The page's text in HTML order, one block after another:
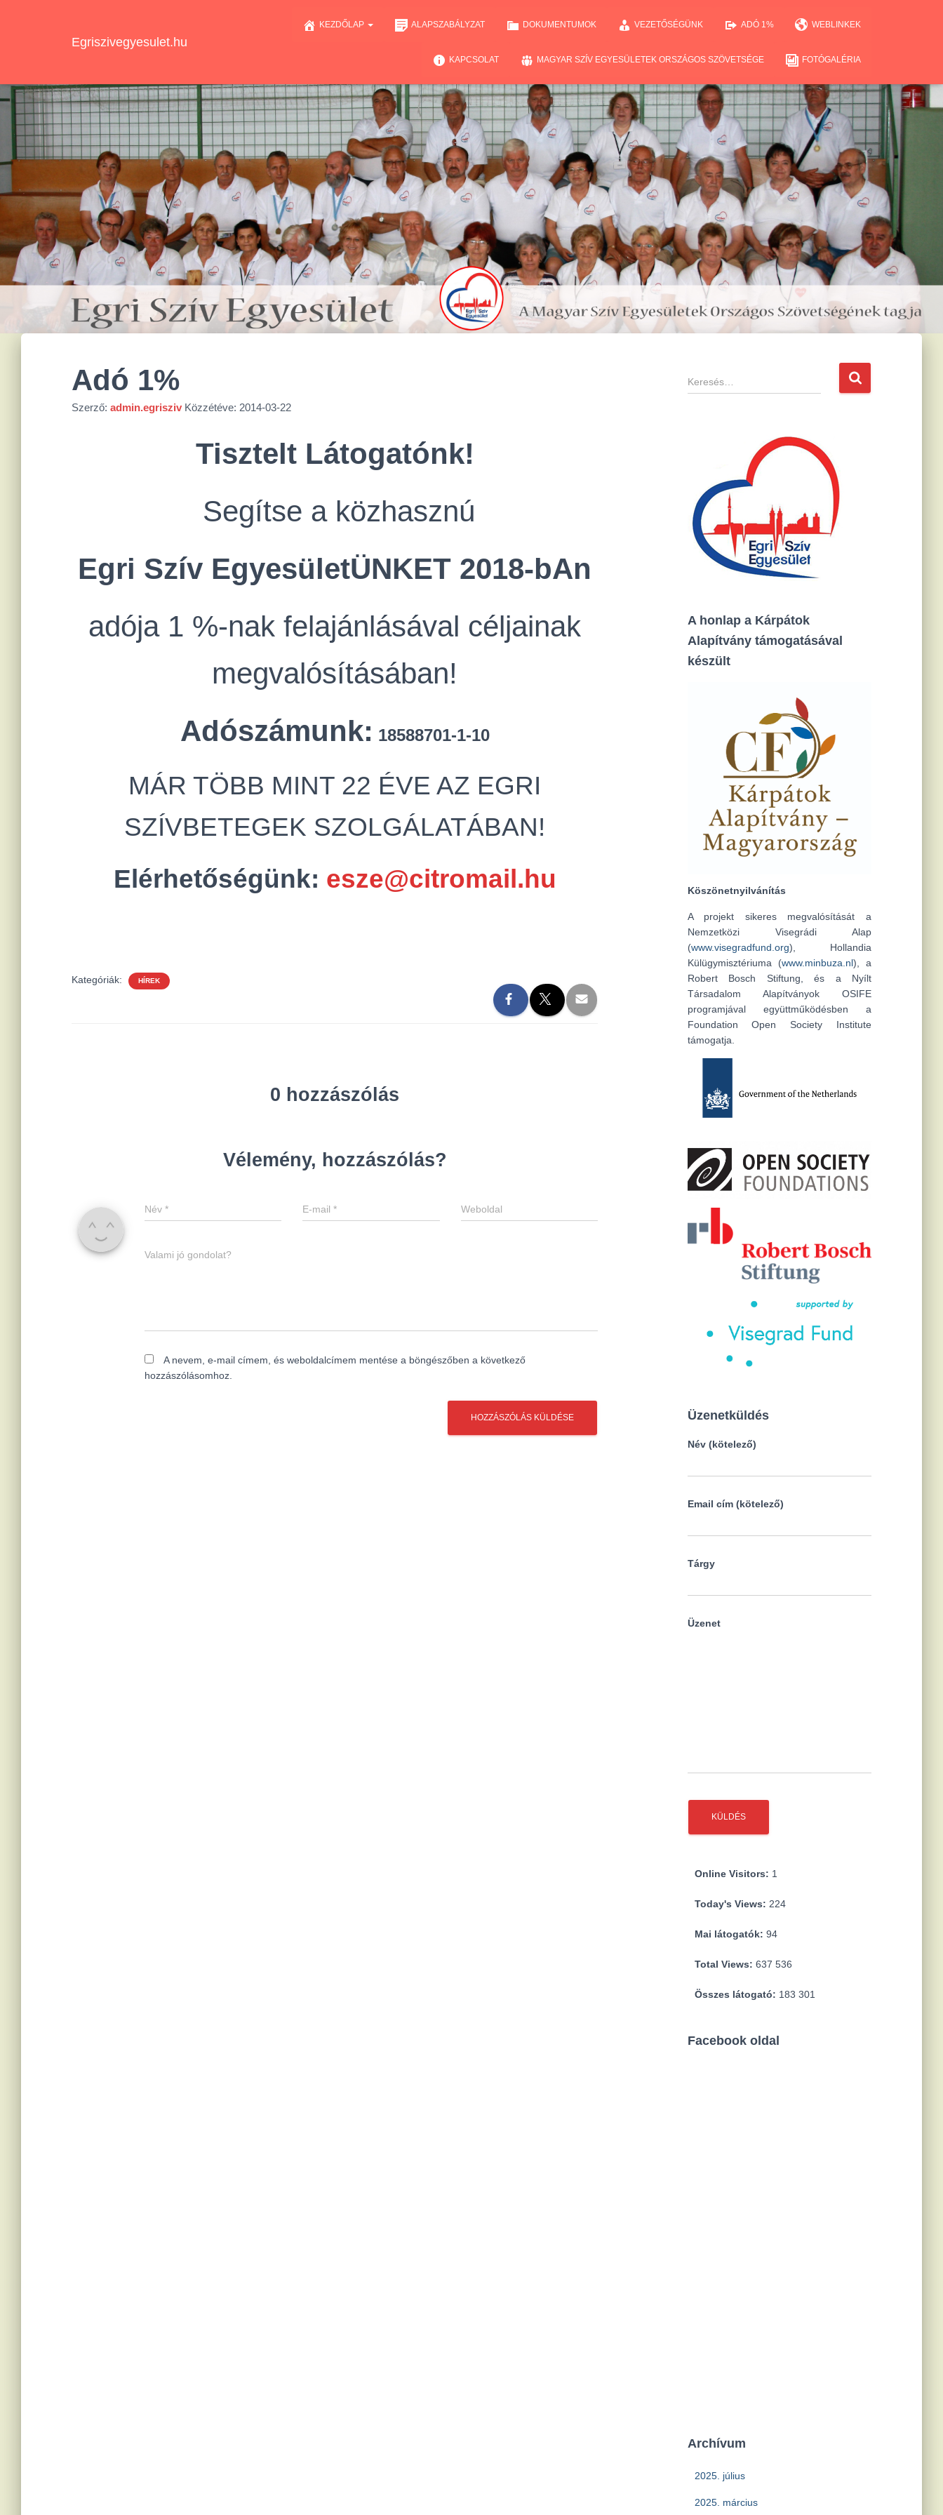
Egriszivegyesulet.hu
KEZDŐLAP ALAPSZABÁLYZAT DOKUMENTUMOK VEZETŐSÉGÜNK ADÓ 1% WEBLINKEK
KAPCSOLAT MAGYAR SZÍV EGYESÜLETEK ORSZÁGOS SZÖVETSÉGE FOTÓGALÉRIA
Adó 1%
Szerző: admin.egrisziv Közzétéve: 2014-03-22
Tisztelt Látogatónk!
Segítse a közhasznú
Egri Szív EgyesületÜNKET 2018-bAn
adója 1 %-nak felajánlásával céljainak
megvalósításában!
Adószámunk: 18588701-1-10
MÁR TÖBB MINT 22 ÉVE AZ EGRI
SZÍVBETEGEK SZOLGÁLATÁBAN!
Elérhetőségünk: esze@citromail.hu
Kategóriák: HÍREK
0 hozzászólás
Vélemény, hozzászólás?
Név * E-mail* Weboldal
Valami jó gondolat?
A nevem, e-mail címem, és weboldalcímem mentése a böngészőben a következő
hozzászólásomhoz.
K
e
A honlap a Kárpátok
Alapítvány támogatásával
készült
Köszönetnyilvánítás
A projekt sikeres megvalósítását a
Nemzetközi Visegrádi Alap
(www.visegradfund.org), Hollandia
Külügymisztériuma (www.minbuza.nl), a
Robert Bosch Stiftung, és a Nyílt
Társadalom Alapítványok OSIFE
programjával együttműködésben a
Foundation Open Society Institute
támogatja.
Üzenetküldés
Név (kötelező)
Email cím (kötelező)
Tárgy
Üzenet
Online Visitors: 1
Today's Views: 224
Mai látogatók: 94
Total Views: 637 536
Összes látogató: 183 301
Facebook oldal
Archívum
2025. július
2025. március